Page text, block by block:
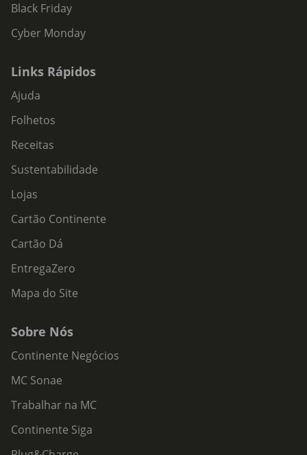
Black Friday
Cyber Monday
Links Rápidos
Ajuda
Folhetos
Receitas
Sustentabilidade
Lojas
Cartão Continente
Cartão Dá
EntregaZero
Mapa do Site
Sobre Nós
Continente Negócios
MC Sonae
Trabalhar na MC
Continente Siga